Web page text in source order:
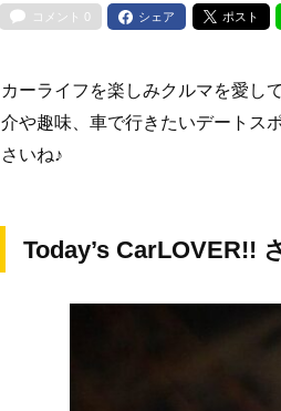
コメント 0 シェア ポスト
カーライフを楽しみクルマを愛し
介や趣味、車で行きたいデートス
さいね♪
Today’s CarLOVER!!